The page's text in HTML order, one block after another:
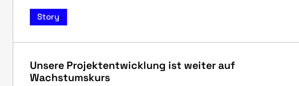
Story
Unsere Projektentwicklung ist weiter auf
Wachstumskurs